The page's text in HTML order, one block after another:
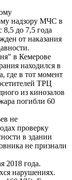
надзору МЧС в
8,5 до 7,5 года
от наказания
в Кемерове
находился в
где в тот момент
ТРЦ
из кинозалов
погибли 60
не
проверку
в здании
не признали
2018 года.
нарушениях.